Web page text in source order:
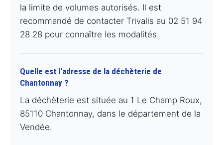
la limite de volumes autorisés. Il est
recommandé de contacter Trivalis au 02 51 94
28 28 pour connaître les modalités.
Quelle est l'adresse de la déchèterie de
Chantonnay ?
La déchèterie est située au 1 Le Champ Roux,
85110 Chantonnay, dans le département de la
Vendée.